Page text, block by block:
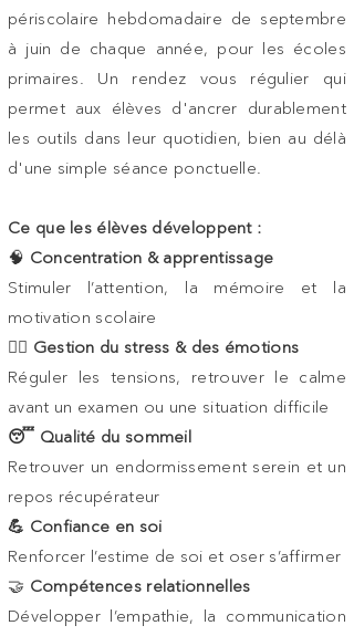
périscolaire hebdomadaire de septembre
à juin de chaque année, pour les écoles
primaires. Un rendez vous régulier qui
permet aux élèves d'ancrer durablement
les outils dans leur quotidien, bien au délà
d'une simple séance ponctuelle.
Ce que les élèves développent :
🧠 Concentration & apprentissage
Stimuler l’attention, la mémoire et la
motivation scolaire
😮‍💨 Gestion du stress & des émotions
Réguler les tensions, retrouver le calme
avant un examen ou une situation difficile
😴 Qualité du sommeil
Retrouver un endormissement serein et un
repos récupérateur
💪 Confiance en soi
Renforcer l’estime de soi et oser s’affirmer
🤝 Compétences relationnelles
Développer l’empathie, la communication